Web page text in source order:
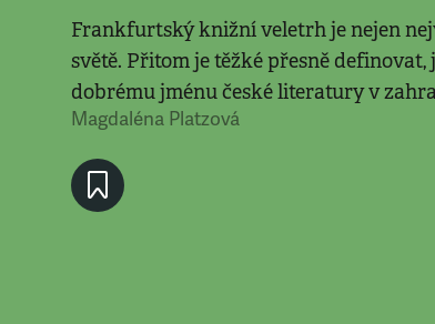
Frankfurtský knižní veletrh je nejen
světě. Přitom je těžké přesně
dobrému jménu české literatury v
Magdaléna Platzová